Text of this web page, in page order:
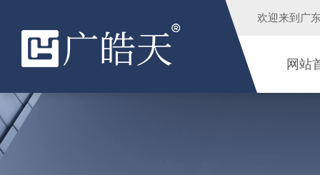
欢迎来到 广
网站